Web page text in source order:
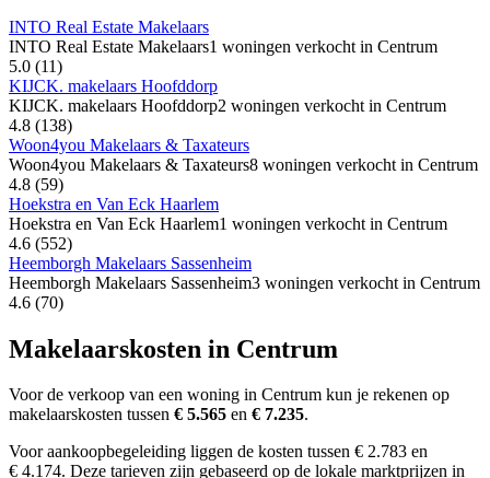
INTO Real Estate Makelaars
INTO Real Estate Makelaars1 woningen verkocht in Centrum
5.0 (11)
KIJCK. makelaars Hoofddorp
KIJCK. makelaars Hoofddorp2 woningen verkocht in Centrum
4.8 (138)
Woon4you Makelaars & Taxateurs
Woon4you Makelaars & Taxateurs8 woningen verkocht in Centrum
4.8 (59)
Hoekstra en Van Eck Haarlem
Hoekstra en Van Eck Haarlem1 woningen verkocht in Centrum
4.6 (552)
Heemborgh Makelaars Sassenheim
Heemborgh Makelaars Sassenheim3 woningen verkocht in Centrum
4.6 (70)
Makelaarskosten in Centrum
Voor de verkoop van een woning in Centrum kun je rekenen op
makelaarskosten tussen € 5.565 en € 7.235.
Voor aankoopbegeleiding liggen de kosten tussen € 2.783 en
€ 4.174. Deze tarieven zijn gebaseerd op de lokale marktprijzen in